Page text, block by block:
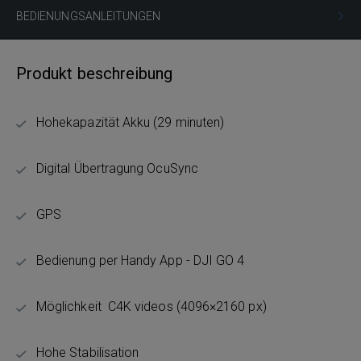
BEDIENUNGSANLEITUNGEN
Produkt beschreibung
Hohekapazität Akku (29 minuten)
Digital Übertragung OcuSync
GPS
Bedienung per Handy App - DJI GO 4
Möglichkeit C4K videos (4096×2160 px)
Hohe Stabilisation